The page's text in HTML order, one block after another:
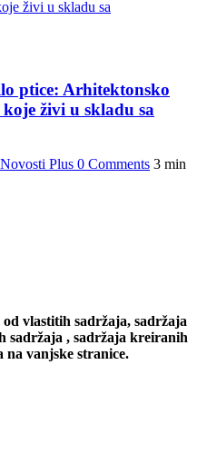
ptice: Arhitektonsko
živi u skladu sa
Novosti Plus 0 Comments 3 min
vlastitih sadržaja, sadržaja
sadržaja , sadržaja kreiranih
na vanjske stranice.